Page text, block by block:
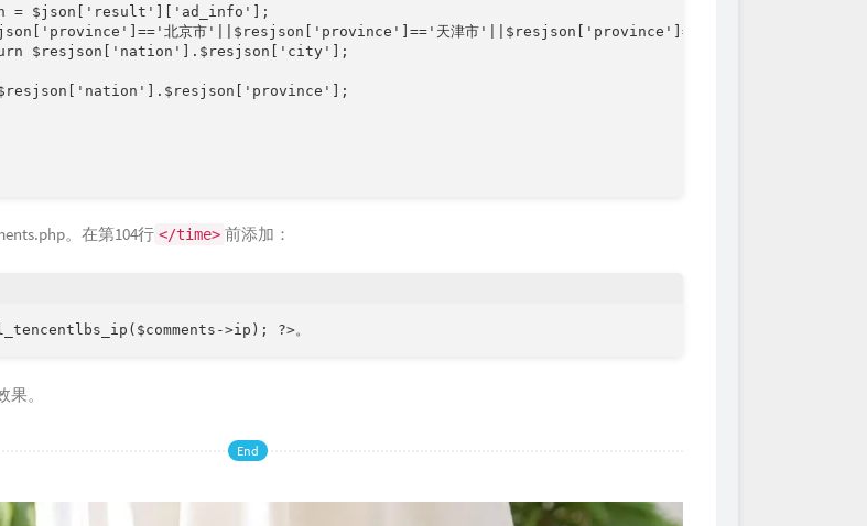
= $json['result']['ad_info'];
北京市'||$resjson['province']=='天津市'||$resjson['province']=='上海市
$resjson['nation'].$resjson['city'];
。在第104行 </time> 前添加：
>ip); ?>。
。
End